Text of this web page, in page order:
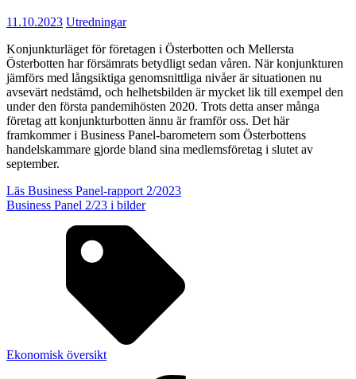
11.10.2023 Utredningar
Konjunkturläget för företagen i Österbotten och Mellersta
Österbotten har försämrats betydligt sedan våren. När konjunkturen
jämförs med långsiktiga genomsnittliga nivåer är situationen nu
avsevärt nedstämd, och helhetsbilden är mycket lik till exempel den
under den första pandemihösten 2020. Trots detta anser många
företag att konjunkturbotten ännu är framför oss. Det här
framkommer i Business Panel-barometern som Österbottens
handelskammare gjorde bland sina medlemsföretag i slutet av
september.
Läs Business Panel-rapport 2/2023
Business Panel 2/23 i bilder
Ekonomisk översikt